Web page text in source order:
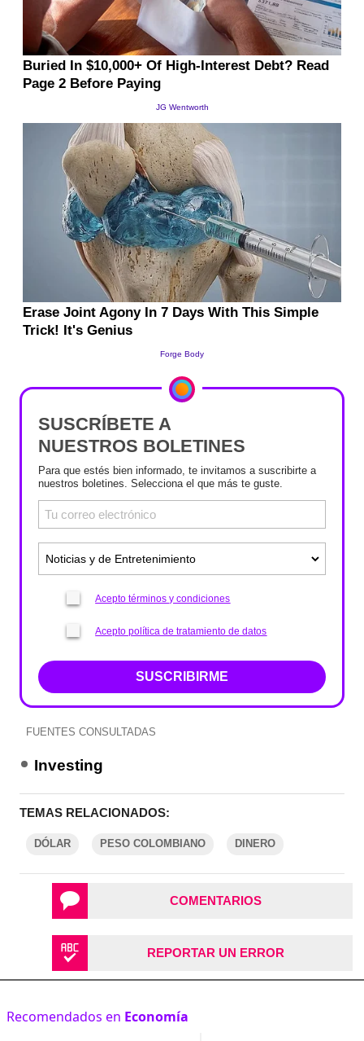
SUSCRÍBETE A
NUESTROS BOLETINES
Para que estés bien informado, te invitamos a suscribirte a
nuestros boletines. Selecciona el que más te guste.
Acepto términos y condiciones
Acepto política de tratamiento de datos
SUSCRIBIRME
FUENTES CONSULTADAS
Investing
TEMAS RELACIONADOS:
DÓLAR PESO COLOMBIANO DINERO
COMENTARIOS
REPORTAR UN ERROR
Recomendados en Economía